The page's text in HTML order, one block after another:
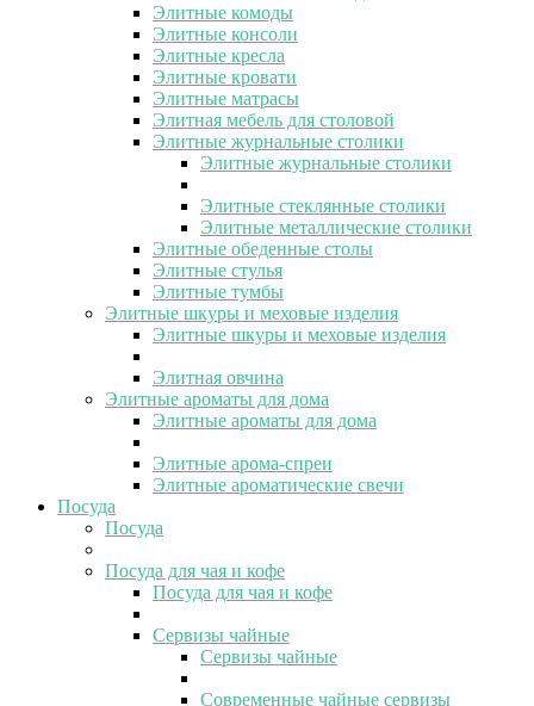
Элитные комоды
Элитные консоли
Элитные кресла
Элитные кровати
Элитные матрасы
Элитная мебель для столовой
Элитные журнальные столики
Элитные журнальные столики
Элитные стеклянные столики
Элитные металлические столики
Элитные обеденные столы
Элитные стулья
Элитные тумбы
Элитные шкуры и меховые изделия
Элитные шкуры и меховые изделия
Элитная овчина
Элитные ароматы для дома
Элитные ароматы для дома
Элитные арома-спреи
Элитные ароматические свечи
Посуда
Посуда
Посуда для чая и кофе
Посуда для чая и кофе
Сервизы чайные
Сервизы чайные
Современные чайные сервизы